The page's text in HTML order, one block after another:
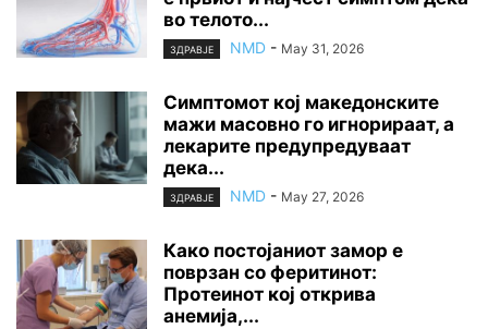
во телото...
ЗДРАВЈЕ NMD - May 31, 2026
Симптомот кој македонските
мажи масовно го игнорираат, а
лекарите предупредуваат
дека...
ЗДРАВЈЕ NMD - May 27, 2026
Како постојаниот замор е
поврзан со феритинот:
Протеинот кој открива
анемија,...